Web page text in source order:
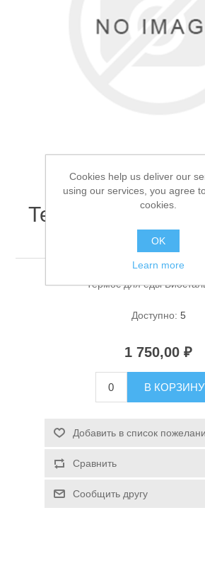
Аксессуары для
Спасательные
Термос для еды
0.5л
Термос для еды
Доступно: 5
1 750,00 ₽
В КОРЗИНУ
Добавить в список
Сравнить
Сообщить другу
Cookies help us deliver our
using our services, you agree
cookies.
OK
Learn more